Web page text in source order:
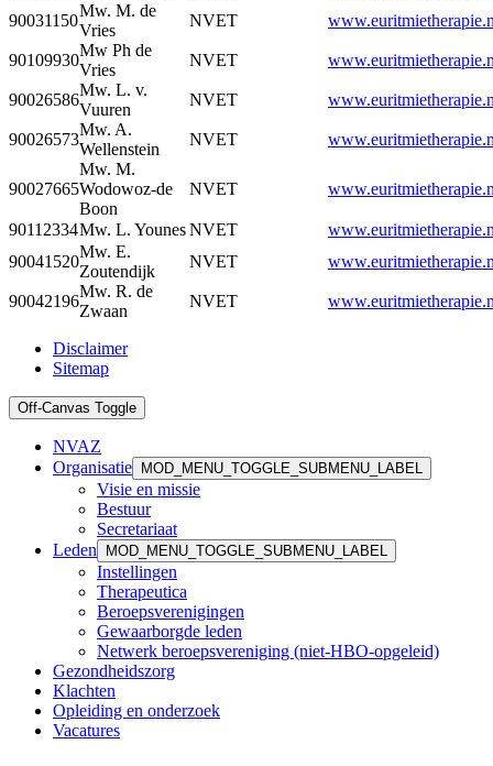
90031150
Mw. M. de
Vries
NVET
90109930
Mw Ph de
Vries
NVET
90026586
Mw. L. v.
Vuuren
NVET
90026573
Mw. A.
Wellenstein
NVET
90027665
Mw. M.
Wodowoz-de
Boon
NVET
90112334Mw. L. YounesNVET
90041520
Mw. E.
Zoutendijk
NVET
90042196
Mw. R. de
Zwaan
NVET
Disclaimer
Sitemap
Off-Canvas Toggle
NVAZ
Organisatie
MOD_MENU_TOGGLE_SUBMENU_LABEL
Visie en missie
Bestuur
Secretariaat
Leden
MOD_MENU_TOGGLE_SUBMENU_LABEL
Instellingen
Therapeutica
Beroepsverenigingen
Gewaarborgde leden
Netwerk beroepsvereniging (niet-HBO-opgeleid)
Gezondheidszorg
Klachten
Opleiding en onderzoek
Vacatures